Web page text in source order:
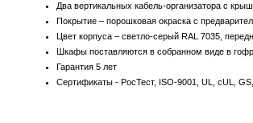
Два вертикальных кабель-организатора с
Покрытие – порошковая окраска с
Цвет корпуса – светло-серый RAL 7035,
Шкафы поставляются в собранном виде в
Гарантия 5 лет
Сертификаты - РосТест, ISO-9001, UL, cUL,